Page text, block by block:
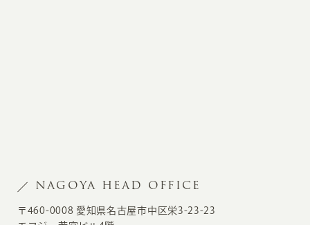
NAGOYA HEAD OFFICE
〒460-0008 愛知県名古屋市中区栄3-23-23